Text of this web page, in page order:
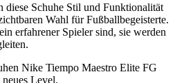
diese Schuhe Stil und Funktionalität
Wahl für Fußballbegeisterte.
erfahrener Spieler sind, sie werden
Nike Tiempo Maestro Elite FG
Level.